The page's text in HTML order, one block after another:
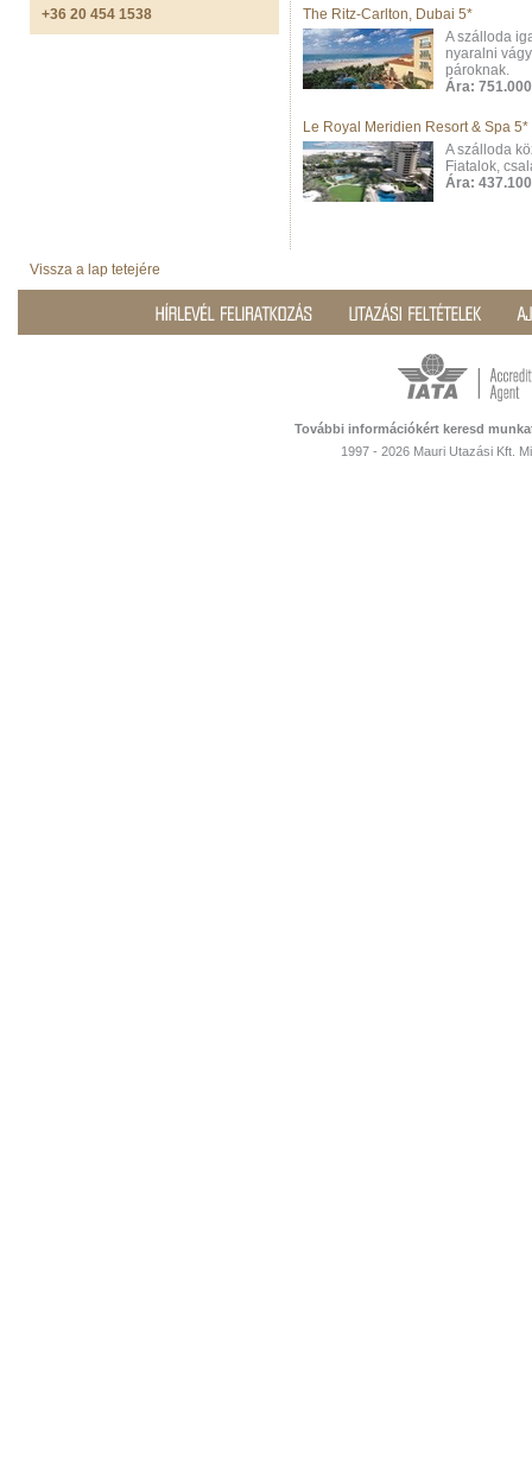
+36 20 454 1538
The Ritz-Carlton, Dubai 5*
A szálloda
nyaralni
pároknak.
Ára:
Le Royal Meridien Resort & Spa 5*
A szálloda
Fiatalok,
Ára:
Vissza a lap tetejére
További információkért keresd
1997 - 2026 Mauri Utazási Kft.